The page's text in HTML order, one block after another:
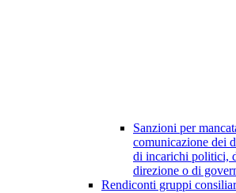
Sanzioni per
comunicazione dei
di incarichi politici,
direzione o di
Rendiconti gruppi